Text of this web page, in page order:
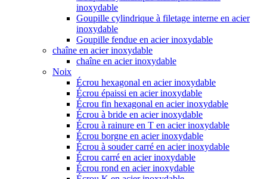
inoxydable
Goupille cylindrique à filetage interne en acier
inoxydable
Goupille fendue en acier inoxydable
chaîne en acier inoxydable
chaîne en acier inoxydable
Noix
Écrou hexagonal en acier inoxydable
Écrou épaissi en acier inoxydable
Écrou fin hexagonal en acier inoxydable
Écrou à bride en acier inoxydable
Écrou à rainure en T en acier inoxydable
Écrou borgne en acier inoxydable
Écrou à souder carré en acier inoxydable
Écrou carré en acier inoxydable
Écrou rond en acier inoxydable